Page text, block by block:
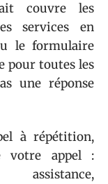
couvre les
services en
le formulaire
pour toutes les
une réponse
à répétition,
votre appel :
assistance,